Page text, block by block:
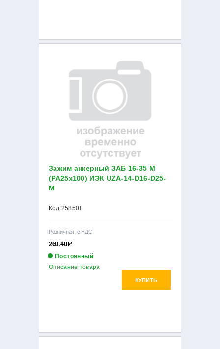
Зажим анкерный ЗАБ 16-35 М
(РА25х100) ИЭК UZA-14-D16-D25-
M
Код 258508
Розничная, с НДС
260.40Р
Постоянный
КУПИТЬ
Описание товара